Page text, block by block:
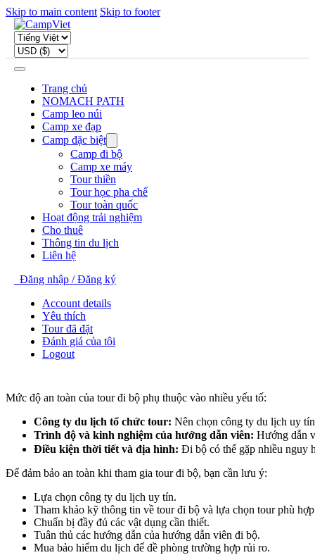
Skip to main content Skip to footer
Trang chủ
NOMACH PATH
Camp leo núi
Camp xe đạp
Camp đặc biệt
Camp đi bộ
Camp xe máy
Tour thiền
Tour học pha chế
Tour toàn quốc
Hoạt động trải nghiệm
Cho thuê
Thông tin du lịch
Liên hệ
Đăng nhập / Đăng ký
Account details
Yêu thích
Tour đã đặt
Đánh giá của tôi
Logout
Mức độ an toàn của tour đi bộ phụ thuộc vào nhiều yếu tố:
Công ty du lịch tổ chức tour: Nên chọn công ty du lịch uy
Trình độ và kinh nghiệm của hướng dẫn viên: Hướng dẫn
Điều kiện thời tiết và địa hình: Đi bộ có thể gặp nhiều nguy
Để đảm bảo an toàn khi tham gia tour đi bộ, bạn cần lưu ý:
Lựa chọn công ty du lịch uy tín.
Tham khảo kỹ thông tin về tour đi bộ và lựa chọn tour phù
Chuẩn bị đầy đủ các vật dụng cần thiết.
Tuân thủ các hướng dẫn của hướng dẫn viên đi bộ.
Mua bảo hiểm du lịch để đề phòng trường hợp rủi ro.